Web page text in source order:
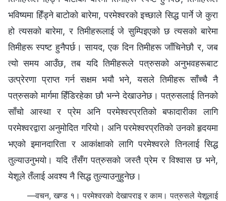
भविष्यमा हिँड्ने बाटोको बारेमा, परमेश्‍वरको इच्‍छाले सिद्ध पार्ने जे कुरा
हो त्यसको बारेमा, र तिमीहरूलाई जे सुम्पिइएको छ त्यसको बारेमा
तिमीहरू स्पष्ट हुनैपर्छ। सायद, एक दिन तिमीहरू जाँचिनेछौ र, जब
त्यो समय आउँछ, तब यदि तिमीहरूले पत्रुसको अनुभवहरूबाट
उत्प्रेरणा प्राप्त गर्न सक्षम भयौ भने, यसले तिमीहरू साँच्‍चै नै
पत्रुसको मार्गमा हिँडिरहेका छौ भन्‍ने देखाउनेछ। पत्रुसलाई तिनको
साँचो आस्था र प्रेम अनि परमेश्‍वरप्रतिको बफादारीका लागि
परमेश्‍वरद्वारा अनुमोदित गरियो। अनि परमेश्‍वरप्रतिको उनको हृदयमा
भएको इमानदारिता र आकांक्षाको लागि परमेश्‍वरले तिनलाई सिद्ध
तुल्याउनुभयो। यदि तँसँग पत्रुसको जस्तै प्रेम र विश्‍वास छ भने,
येशूले तँलाई अवश्य नै सिद्ध तुल्याउनुहुनेछ।
—वचन, खण्ड १। परमेश्‍वरको देखापराइ र काम। पत्रुसले येशूलाई